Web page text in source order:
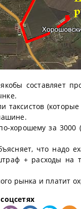
составляет
хорошему за 3000
что надо
+ расходы на
рынка и платит